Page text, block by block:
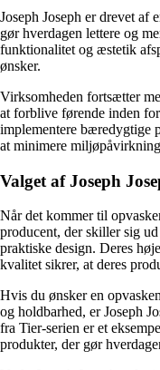
Joseph Joseph er drevet af
gør hverdagen lettere og
funktionalitet og æstetik
ønsker.
Virksomheden fortsætter
at forblive førende inden
implementere bæredygtige
at minimere
Valget af Joseph
Når det kommer til
producent, der skiller sig
praktiske design. Deres
kvalitet sikrer, at deres
Hvis du ønsker en
og holdbarhed, er Joseph
fra Tier-serien er et
produkter, der gør